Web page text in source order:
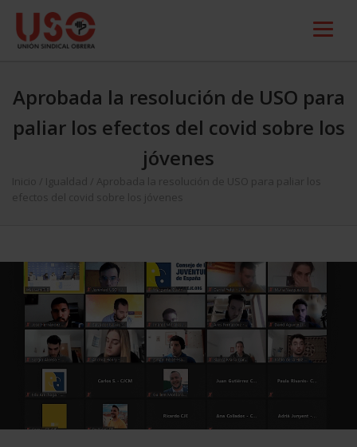
Aprobada la resolución de USO para
paliar los efectos del covid sobre los
jóvenes
Inicio Igualdad
Aprobada la resolución de USO para paliar los
efectos del covid sobre los jóvenes